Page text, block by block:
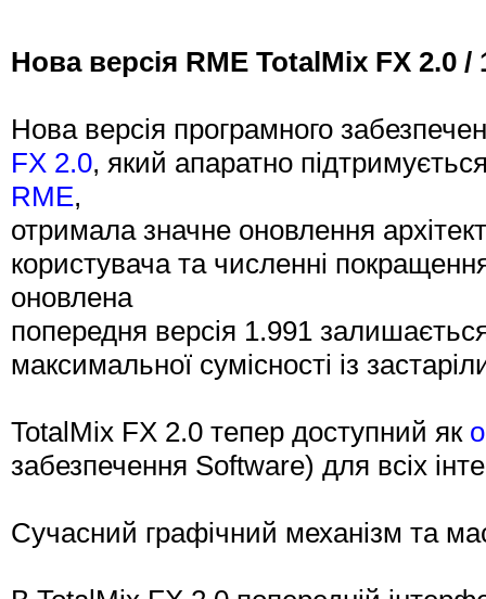
Нова версія RME TotalMix FX 2.0 /
Нова версія програмного
FX 2.0, який апаратно
RME,
отримала значне оновлення
користувача та численні
оновлена
попередня версія 1.991
максимальної сумісності із
TotalMix FX 2.0 тепер доступний як
забезпечення Software) для всіх
Сучасний графічний механізм та